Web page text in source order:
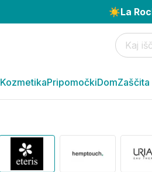
☀️La
KozmetikaPripomočkiDom